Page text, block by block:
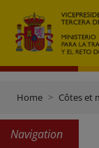
Home Côtes et
Navigation